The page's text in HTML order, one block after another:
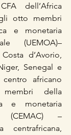
dell’Africa
otto membri
e monetaria
(UEMOA)–
d’Avorio,
Senegal e
africano
della
e monetaria
(CEMAC) –
centrafricana,